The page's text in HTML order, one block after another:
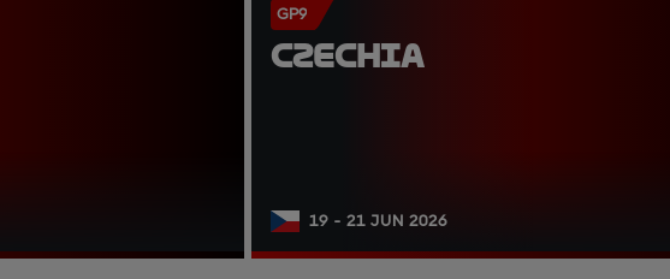
GP9
CZECHIA
19 - 21 JUN 2026